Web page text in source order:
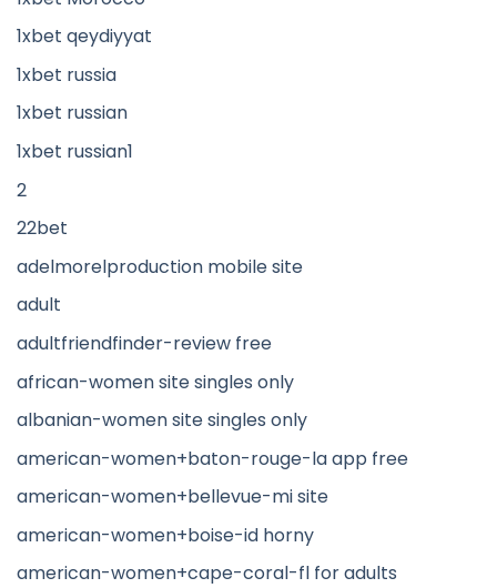
1xbet qeydiyyat
1xbet russia
1xbet russian
1xbet russian1
2
22bet
adelmorelproduction mobile site
adult
adultfriendfinder-review free
african-women site singles only
albanian-women site singles only
american-women+baton-rouge-la app free
american-women+bellevue-mi site
american-women+boise-id horny
american-women+cape-coral-fl for adults